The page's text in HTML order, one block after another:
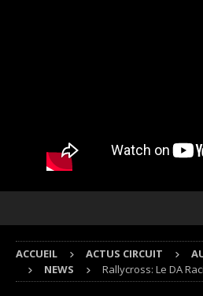
ACCUEIL ACTUS CIRCUIT
NEWS
Rallycross: Le DA